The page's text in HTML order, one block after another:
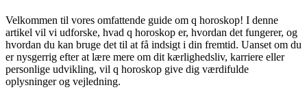
Velkommen til vores omfattende guide om q horoskop! I denne
artikel vil vi udforske, hvad q horoskop er, hvordan det fungerer, og
hvordan du kan bruge det til at få indsigt i din fremtid. Uanset om du
er nysgerrig efter at lære mere om dit kærlighedsliv, karriere eller
personlige udvikling, vil q horoskop give dig værdifulde
oplysninger og vejledning.